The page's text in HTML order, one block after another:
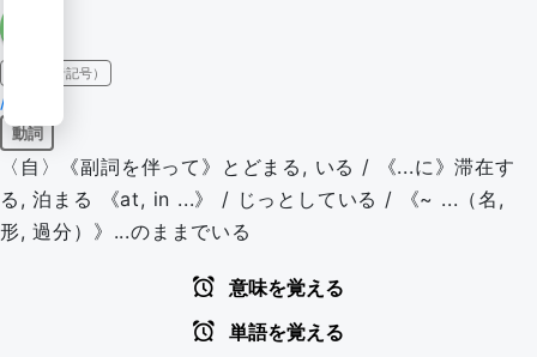
IPA（発音記号）
/steɪ/
動詞
〈自〉《副詞を伴って》とどまる, いる / 《...に》滞在す
る, 泊まる 《at, in ...》 / じっとしている / 《~ ...（名,
形, 過分）》...のままでいる
意味を覚える
単語を覚える